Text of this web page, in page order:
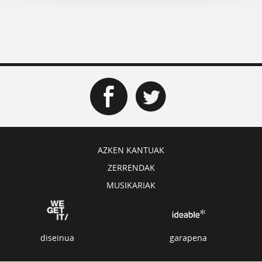
AZKEN KANTUAK
ZERRENDAK
MUSIKARIAK
diseinua garapena